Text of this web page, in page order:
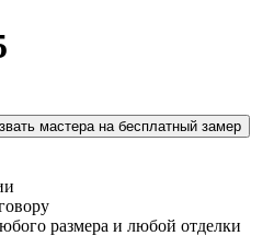
мастера на бесплатный замер
размера и любой отделки